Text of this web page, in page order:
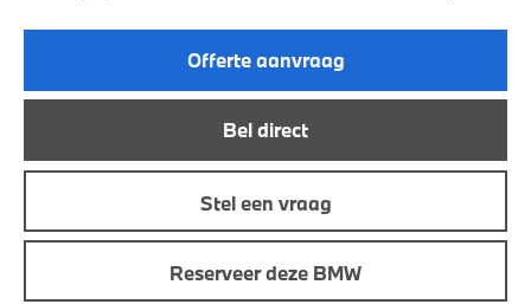
Offerte aanvraag
Bel direct
Stel een vraag
Reserveer deze BMW